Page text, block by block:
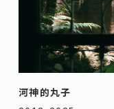
河神的丸子